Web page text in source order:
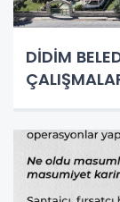
DİDİM